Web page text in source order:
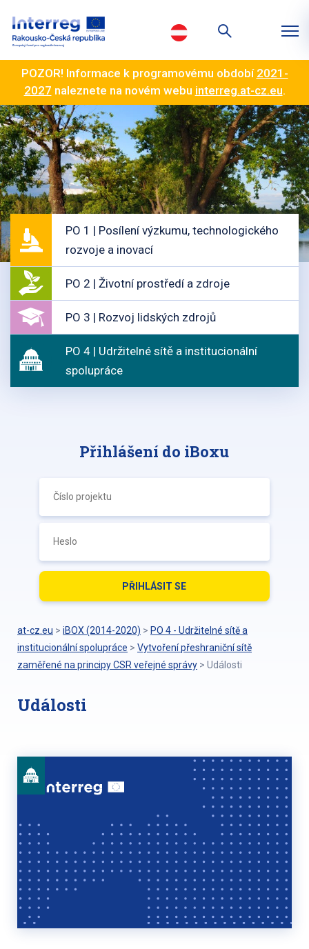
POZOR! Informace k programovému období 2021-
2027 naleznete na novém webu interreg.at-cz.eu.
PO 1 | Posílení výzkumu, technologického
rozvoje a inovací
PO 2 | Životní prostředí a zdroje
PO 3 | Rozvoj lidských zdrojů
PO 4 | Udržitelné sítě a institucionální
spolupráce
Přihlášení do iBoxu
at-cz.eu > iBOX (2014-2020) > PO 4 - Udržitelné sítě a
institucionální spolupráce > Vytvoření přeshraniční sítě
zaměřené na principy CSR veřejné správy > Události
Události